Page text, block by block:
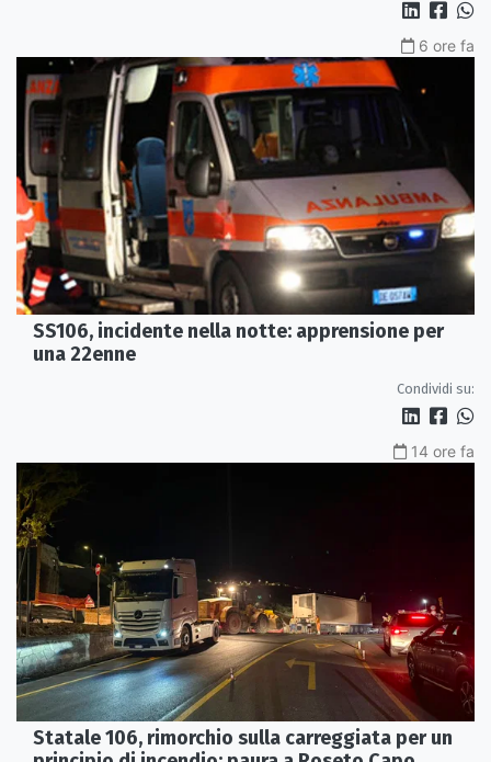
6 ore fa
SS106, incidente nella notte: apprensione per
una 22enne
Condividi su:
14 ore fa
Statale 106, rimorchio sulla carreggiata per un